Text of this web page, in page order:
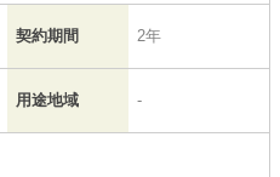
契約期間 2年
用途地域 -